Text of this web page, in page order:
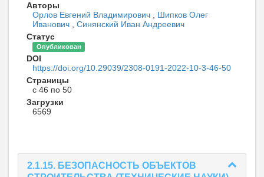
Авторы
Орлов Евгений Владимирович
Шипков Олег
Иванович
Синянский Иван Андреевич
Статус
Опубликован
DOI
https://doi.org/10.29039/2308-0191-2022-10-3-46-50
Страницы
с 46 по 50
Загрузки
6569
2.1.15. БЕЗОПАСНОСТЬ ОБЪЕКТОВ